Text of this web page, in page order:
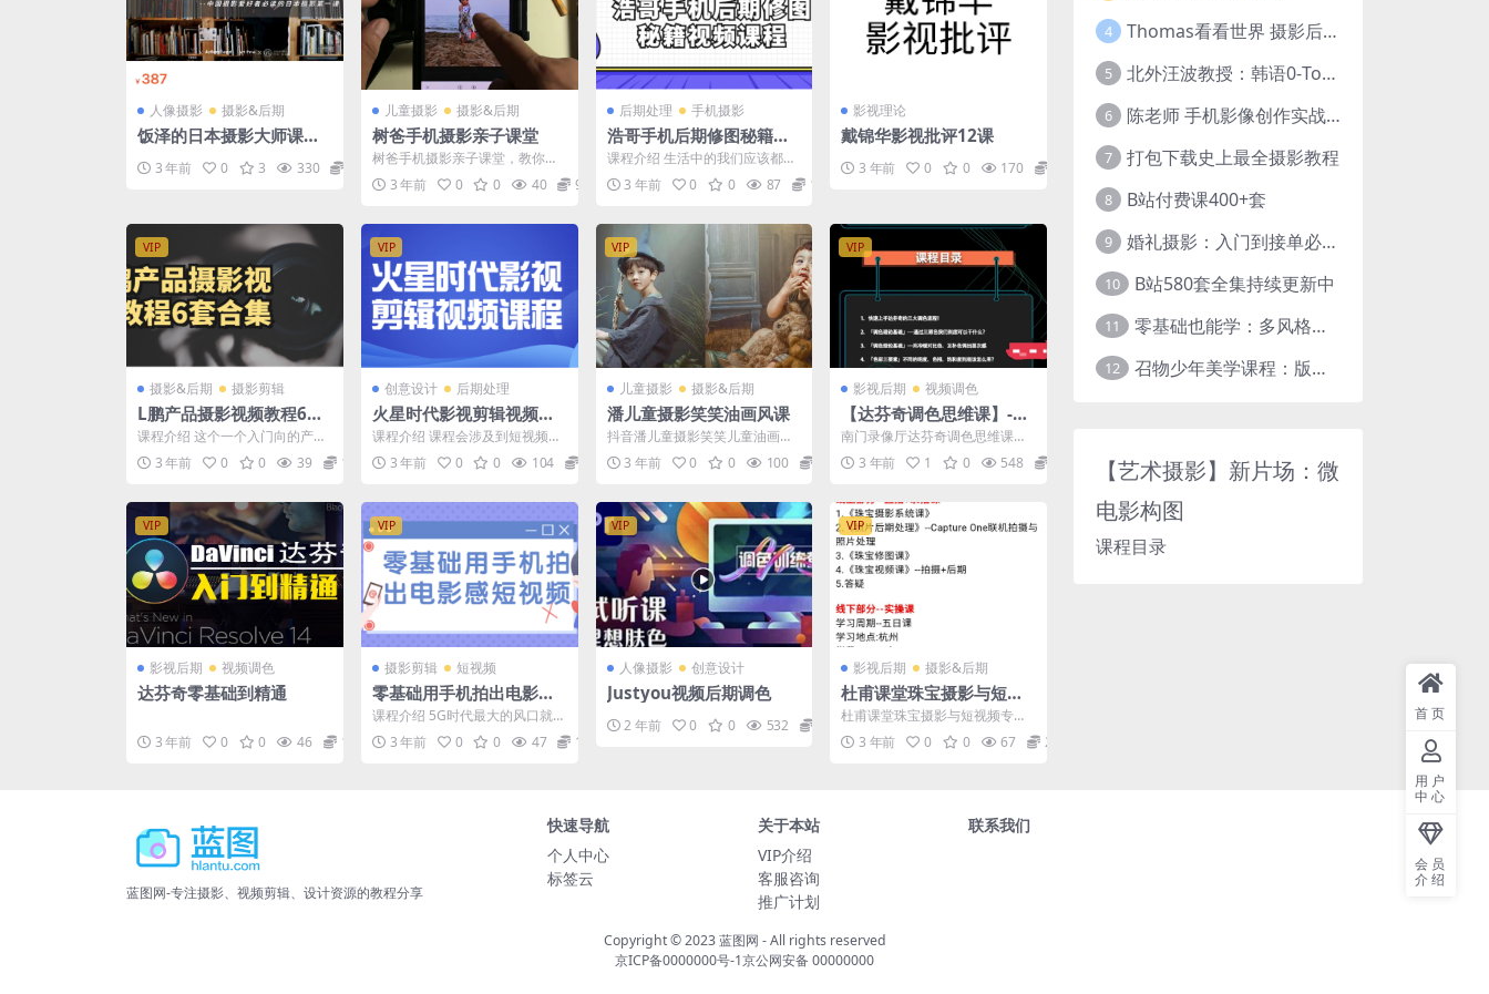
人像摄影 摄影&后期
饭泽的日本摄影大师课之
3 年前 0 3 330 89.9
儿童摄影 摄影&后期
树爸手机摄影亲子课堂
树爸手机摄影亲子课堂，教你随
手给娃拍大片
3 年前 0 0 40 9.9
后期处理 手机摄影
浩哥手机后期修图秘籍视
频课程
课程介绍 生活中的我们应该都有
过这样的经历，买了一件照片上
很好看的东西，但是拿到...
3 年前 0 0 87 12.9
影视理论
戴锦华影视批评12课
3 年前 0 0 170
VIP
摄影&后期 摄影剪辑
L鹏产品摄影视频教程6套
合集
课程介绍 这个一个入门向的产品
摄影用光教程，共有4章分别是：
较为全面地了解影室闪...
3 年前 0 0 39 12.9
VIP
创意设计 后期处理
火星时代影视剪辑视频课
程
课程介绍 课程会涉及到短视频分
镜的拍摄、剪辑、后期的特效等
全流程的创作完整过程。...
3 年前 0 0 104 69.9
VIP
儿童摄影 摄影&后期
潘儿童摄影笑笑油画风课
抖音潘儿童摄影笑笑儿童油画风
后期调色教程 今天给大家推荐一
位抖音比较有名油画风格...
3 年前 0 0 100
VIP
影视后期 视频调色
【达芬奇调色思维课】-商
业项目实操-赠素材-南门录
像厅
南门录像厅达芬奇调色思维课商
业项目实操-赠素材-南门录像厅
3 年前 1 0 548
VIP
影视后期 视频调色
达芬奇零基础到精通
3 年前 0 0 46 12.9
VIP
摄影剪辑 短视频
零基础用手机拍出电影感
短视频
课程介绍 5G时代最大的风口就是
短视频，无论是娱乐、学习、生
活还是营销都离不开抖...
3 年前 0 0 47 12.9
VIP
人像摄影 创意设计
Justyou视频后期调色
2 年前 0 0 532 39.9
VIP
影视后期 摄影&后期
杜甫课堂珠宝摄影与短视
频专业课7800
杜甫课堂珠宝摄影与短视频专业
课7800
3 年前 0 0 67 29.9
4 Thomas看看世界 摄影后期调色：给摄影爱好者的色彩课 网盘下载
5 北外汪波教授：韩语0-Topik6全程班
6 陈老师 手机影像创作实战课程：从入门到精通【完结】
7 打包下载史上最全摄影教程
8 B站付费课400+套
9 婚礼摄影：入门到接单必修课
10 B站580套全集持续更新中
11 零基础也能学：多风格人像摄影系统课
12 召物少年美学课程：版式与视觉第五期
【艺术摄影】新片场：微
电影构图
课程目录
蓝图网-专注摄影、视频剪辑、设计资源的教程分享
快速导航
个人中心
标签云
关于本站
VIP介绍
客服咨询
推广计划
联系我们
Copyright © 2023蓝图网 - All rights reserved
京ICP备0000000号-1京公网安备 00000000
首页
用户
中心
会员
介绍